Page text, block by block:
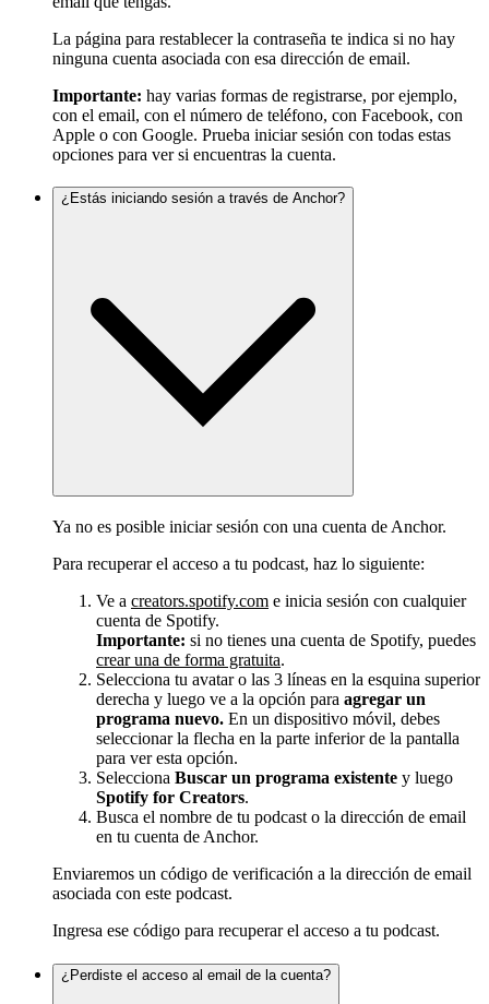
La página para restablecer la contraseña te indica si no hay
ninguna cuenta asociada con esa dirección de email.
Importante: hay varias formas de registrarse, por ejemplo,
con el email, con el número de teléfono, con Facebook, con
Apple o con Google. Prueba iniciar sesión con todas estas
opciones para ver si encuentras la cuenta.
¿Estás iniciando sesión a través de Anchor?
Ya no es posible iniciar sesión con una cuenta de Anchor.
Para recuperar el acceso a tu podcast, haz lo siguiente:
Ve a creators.spotify.com e inicia sesión con cualquier
cuenta de Spotify.
Importante: si no tienes una cuenta de Spotify, puedes
crear una de forma gratuita.
Selecciona tu avatar o las 3 líneas en la esquina superior
derecha y luego ve a la opción para agregar un
programa nuevo. En un dispositivo móvil, debes
seleccionar la flecha en la parte inferior de la pantalla
para ver esta opción.
Selecciona Buscar un programa existente y luego
Spotify for Creators.
Busca el nombre de tu podcast o la dirección de email
en tu cuenta de Anchor.
Enviaremos un código de verificación a la dirección de email
asociada con este podcast.
Ingresa ese código para recuperar el acceso a tu podcast.
¿Perdiste el acceso al email de la cuenta?